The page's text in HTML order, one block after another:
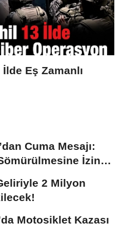
Eş Zamanlı
Cuma Mesajı:
İzin
2 Milyon
Motosiklet Kazası